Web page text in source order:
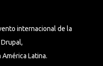
internacional de la
Latina.